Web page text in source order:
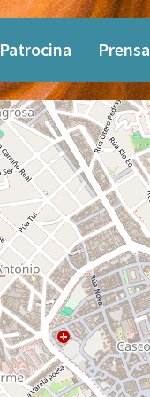
Patrocina Prensa